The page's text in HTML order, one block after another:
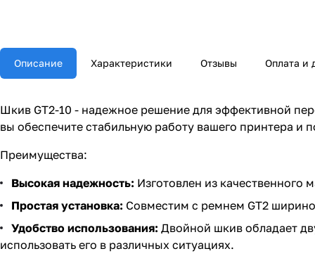
Описание Характеристики Отзывы Оплата и
Шкив GT2-10 - надежное решение для эффективной
вы обеспечите стабильную работу вашего принтера и
Преимущества:
Высокая надежность: Изготовлен из качественного
Простая установка: Совместим с ремнем GT2
Удобство использования: Двойной шкив обладает
использовать его в различных ситуациях.